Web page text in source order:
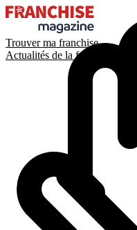
Trouver ma franchise
Actualités de la franchise